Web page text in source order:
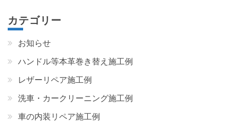
カテゴリー
お知らせ
ハンドル等本革巻き替え施工例
レザーリペア施工例
洗車・カークリーニング施工例
車の内装リペア施工例